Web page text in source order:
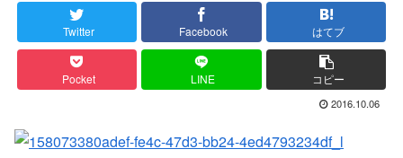
Twitter Facebook はてブ
Pocket LINE コピー
2016.10.06